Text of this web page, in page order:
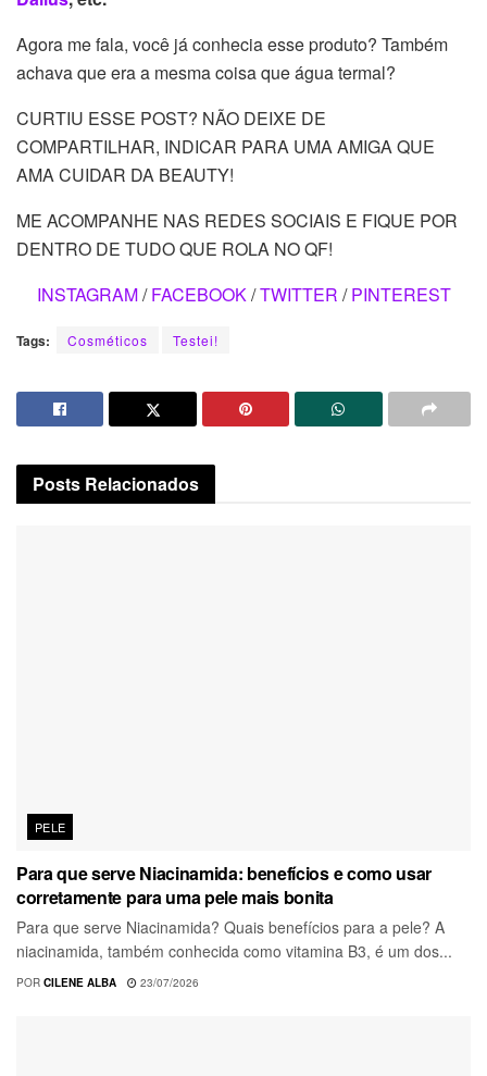
Agora me fala, você já conhecia esse produto? Também
achava que era a mesma coisa que água termal?
CURTIU ESSE POST? NÃO DEIXE DE
COMPARTILHAR, INDICAR PARA UMA AMIGA QUE
AMA CUIDAR DA BEAUTY!
ME ACOMPANHE NAS REDES SOCIAIS E FIQUE POR
DENTRO DE TUDO QUE ROLA NO QF!
INSTAGRAM/FACEBOOK/TWITTER /PINTEREST
Tags: Cosméticos Testei!
Posts Relacionados
PELE
Para que serve Niacinamida: benefícios e como usar
corretamente para uma pele mais bonita
Para que serve Niacinamida? Quais benefícios para a pele? A
niacinamida, também conhecida como vitamina B3, é um dos...
POR CILENE ALBA 23/07/2026